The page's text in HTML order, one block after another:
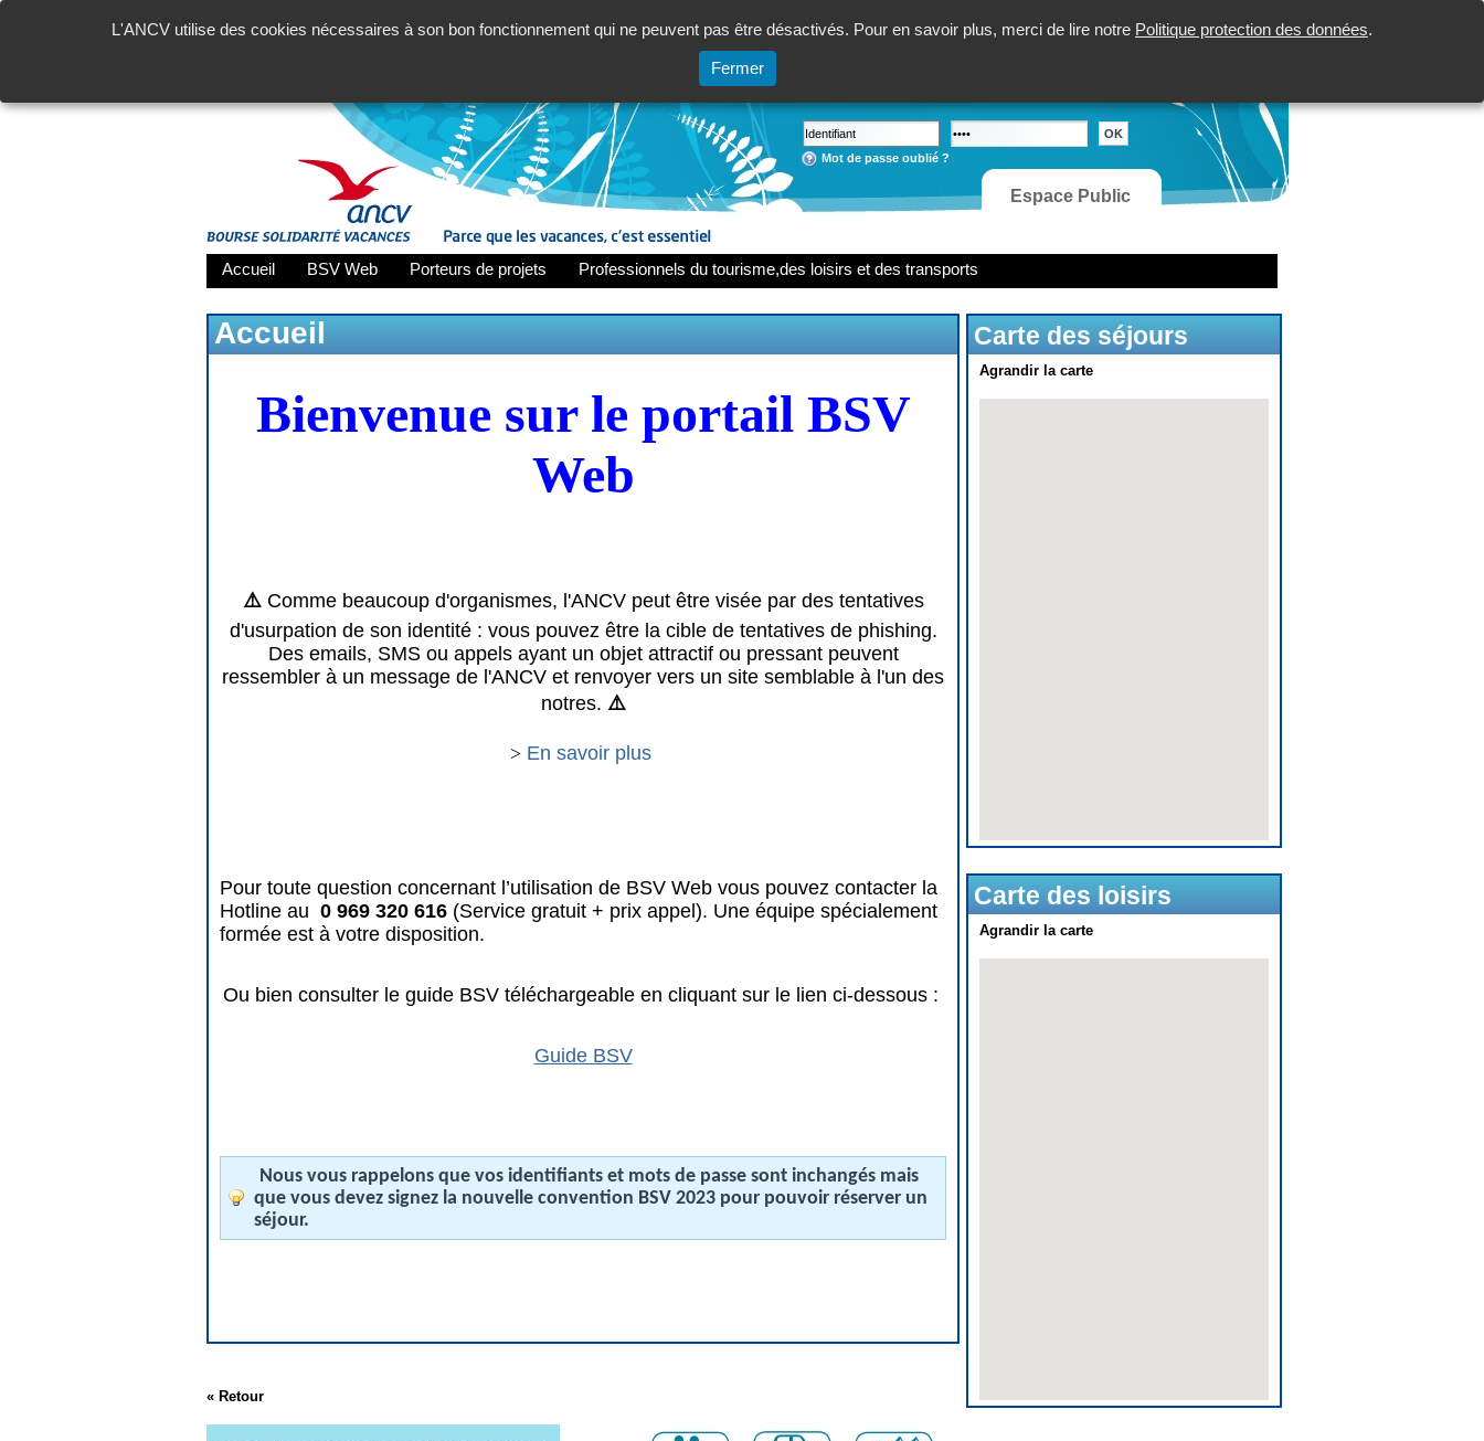
L'ANCV utilise des cookies nécessaires à son bon fonctionnement qui ne peuvent pas être désactivés. Pour en savoir plus, merci de lire notre Politique protection des données.
Fermer
Mot de passe oublié ?
Espace Public
Accueil BSV Web Porteurs de projets Professionnels du tourisme,des loisirs et des transports
Accueil
Bienvenue sur le portail BSV
Web
⚠️ Comme beaucoup d'organismes, l'ANCV peut être visée par des tentatives
d'usurpation de son identité : vous pouvez être la cible de tentatives de phishing.
Des emails, SMS ou appels ayant un objet attractif ou pressant peuvent
ressembler à un message de l'ANCV et renvoyer vers un site semblable à l'un des
notres. ⚠️
> En savoir plus
Pour toute question concernant l’utilisation de BSV Web vous pouvez contacter la
Hotline au 0 969 320 616 (Service gratuit + prix appel). Une équipe spécialement
formée est à votre disposition.
Ou bien consulter le guide BSV téléchargeable en cliquant sur le lien ci-dessous :
Guide BSV
Nous vous rappelons que vos identifiants et mots de passe sont inchangés mais
que vous devez signez la nouvelle convention BSV 2023 pour pouvoir réserver un
séjour.
« Retour
Carte des séjours
Agrandir la carte
Carte des loisirs
Agrandir la carte